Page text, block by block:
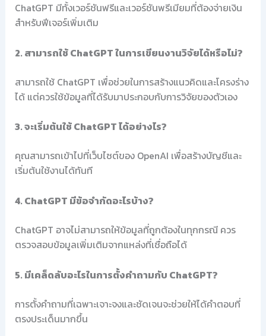
ChatGPT มีทั้งเวอร์ชันฟรีและเวอร์ชันพรีเมียมที่ต้องจ่ายเงิน
สำหรับฟีเจอร์เพิ่มเติม
2. สามารถใช้ ChatGPT ในการเขียนงานวิจัยได้หรือไม่?
สามารถใช้ ChatGPT เพื่อช่วยในการสร้างแนวคิดและโครงร่าง
ได้ แต่ควรใช้ข้อมูลที่ได้รับมาประกอบกับการวิจัยของตัวเอง
3. จะเริ่มต้นใช้ ChatGPT ได้อย่างไร?
คุณสามารถเข้าไปที่เว็บไซต์ของ OpenAI เพื่อสร้างบัญชีและ
เริ่มต้นใช้งานได้ทันที
4. ChatGPT มีข้อจำกัดอะไรบ้าง?
ChatGPT อาจไม่สามารถให้ข้อมูลที่ถูกต้องในทุกกรณี ควร
ตรวจสอบข้อมูลเพิ่มเติมจากแหล่งที่เชื่อถือได้
5. มีเคล็ดลับอะไรในการตั้งคำถามกับ ChatGPT?
การตั้งคำถามที่เฉพาะเจาะจงและชัดเจนจะช่วยให้ได้คำตอบที่
ตรงประเด็นมากขึ้น